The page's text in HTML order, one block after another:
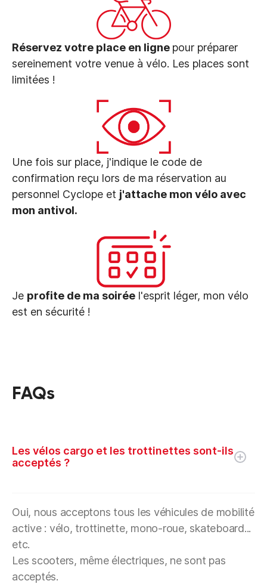
Réservez votre place en ligne pour préparer
sereinement votre venue à vélo. Les places sont
limitées !
Une fois sur place, j'indique le code de
confirmation reçu lors de ma réservation au
personnel Cyclope et j'attache mon vélo avec
mon antivol.
Je profite de ma soirée l'esprit léger, mon vélo
est en sécurité !
FAQs
Les vélos cargo et les trottinettes sont-ils
acceptés ?
Oui, nous acceptons tous les véhicules de mobilité
active : vélo, trottinette, mono-roue, skateboard...
etc.
Les scooters, même électriques, ne sont pas
acceptés.